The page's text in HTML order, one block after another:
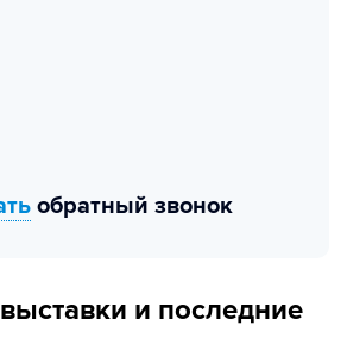
обратный звонок
и последние